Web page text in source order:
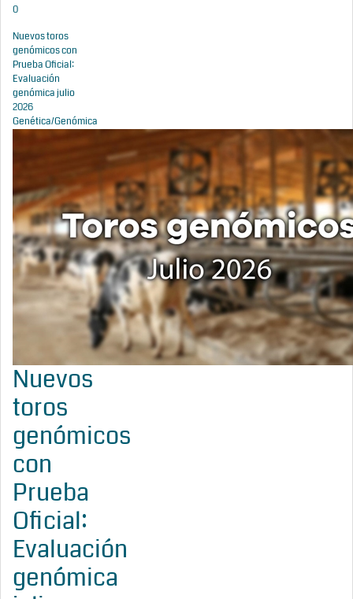
0
Nuevos toros
genómicos con
Prueba Oficial:
Evaluación
genómica julio
2026
Genética/Genómica
Nuevos
toros
genómicos
con
Prueba
Oficial:
Evaluación
genómica